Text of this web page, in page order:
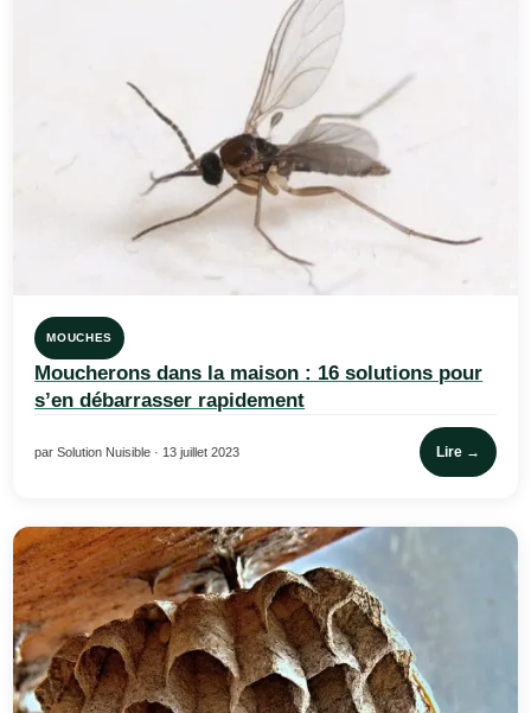
MOUCHES
Moucherons dans la maison : 16 solutions pour
s’en débarrasser rapidement
par Solution Nuisible · 13 juillet 2023 Lire →